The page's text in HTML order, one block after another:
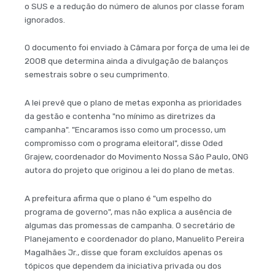
o SUS e a redução do número de alunos por classe foram
ignorados.
O documento foi enviado à Câmara por força de uma lei de
2008 que determina ainda a divulgação de balanços
semestrais sobre o seu cumprimento.
A lei prevê que o plano de metas exponha as prioridades
da gestão e contenha "no mínimo as diretrizes da
campanha". "Encaramos isso como um processo, um
compromisso com o programa eleitoral", disse Oded
Grajew, coordenador do Movimento Nossa São Paulo, ONG
autora do projeto que originou a lei do plano de metas.
A prefeitura afirma que o plano é "um espelho do
programa de governo", mas não explica a ausência de
algumas das promessas de campanha. O secretário de
Planejamento e coordenador do plano, Manuelito Pereira
Magalhães Jr., disse que foram excluídos apenas os
tópicos que dependem da iniciativa privada ou dos